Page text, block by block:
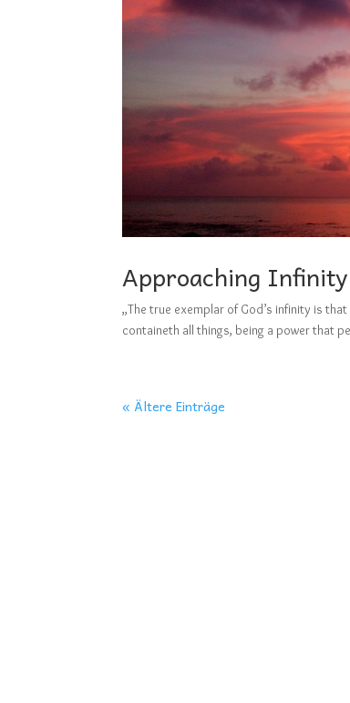
Approaching Infinity
„The true exemplar of God’s infinity is
containeth all things, being a power that
« Ältere Einträge